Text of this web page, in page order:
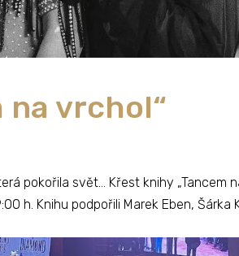
na vrchol“
pokořila svět… Křest knihy „Tancem
h. Knihu podpořili Marek Eben, Šárka